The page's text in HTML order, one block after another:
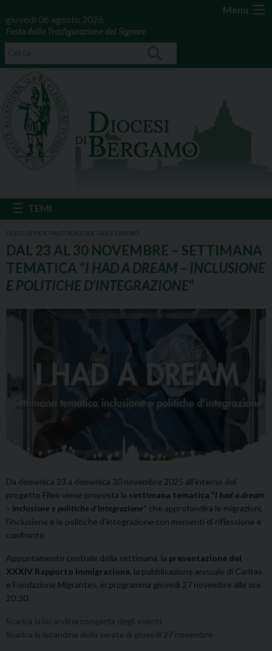
Menu
giovedì 06 agosto 2026
Festa della Trasfigurazione del Signore
FILEO UFFICIO PASTORALE SOCIALE E LAVORO
DAL 23 AL 30 NOVEMBRE – SETTIMANA
TEMATICA “I HAD A DREAM – INCLUSIONE
E POLITICHE D’INTEGRAZIONE“
Da domenica 23 a domenica 30 novembre 2025 all’interno del
progetto Fileo viene proposta la settimana tematica “I had a dream
– Inclusione e politiche d’integrazione“ che approfondirà le migrazioni,
l’inclusione e le politiche d’integrazione con momenti di riflessione e
confronto.
Appuntamento centrale della settimana, la presentazione del
XXXIV Rapporto Immigrazione , la pubblicazione annuale di Caritas
e Fondazione Migrantes, in programma giovedì 27 novembre alle ore
20:30.
Scarica la locandina completa degli eventi
Scarica la locandina della serata di giovedì 27 novembre